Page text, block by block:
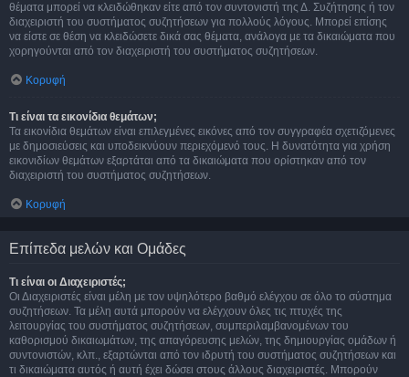
θέματα μπορεί να κλειδώθηκαν είτε από τον συντονιστή της Δ. Συζήτησης ή τον
διαχειριστή του συστήματος συζητήσεων για πολλούς λόγους. Μπορεί επίσης
να είστε σε θέση να κλειδώσετε δικά σας θέματα, ανάλογα με τα δικαιώματα που
χορηγούνται από τον διαχειριστή του συστήματος συζητήσεων.
Κορυφή
Τι είναι τα εικονίδια θεμάτων;
Τα εικονίδια θεμάτων είναι επιλεγμένες εικόνες από τον συγγραφέα σχετιζόμενες
με δημοσιεύσεις και υποδεικνύουν περιεχόμενό τους. Η δυνατότητα για χρήση
εικονιδίων θεμάτων εξαρτάται από τα δικαιώματα που ορίστηκαν από τον
διαχειριστή του συστήματος συζητήσεων.
Κορυφή
Επίπεδα μελών και Ομάδες
Τι είναι οι Διαχειριστές;
Οι Διαχειριστές είναι μέλη με τον υψηλότερο βαθμό ελέγχου σε όλο το σύστημα
συζητήσεων. Τα μέλη αυτά μπορούν να ελέγχουν όλες τις πτυχές της
λειτουργίας του συστήματος συζητήσεων, συμπεριλαμβανομένων του
καθορισμού δικαιωμάτων, της απαγόρευσης μελών, της δημιουργίας ομάδων ή
συντονιστών, κλπ., εξαρτώνται από τον ιδρυτή του συστήματος συζητήσεων και
τι δικαιώματα αυτός ή αυτή έχει δώσει στους άλλους διαχειριστές. Μπορούν